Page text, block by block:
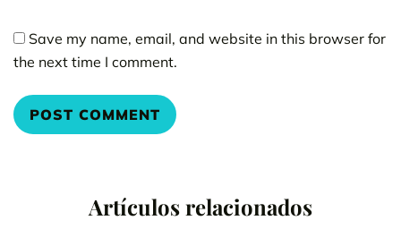
Save my name, email, and website in this browser for
the next time I comment.
Artículos relacionados